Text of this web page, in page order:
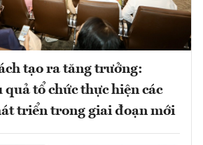
tạo ra tăng trưởng:
quả tổ chức thực hiện các
triển trong giai đoạn mới